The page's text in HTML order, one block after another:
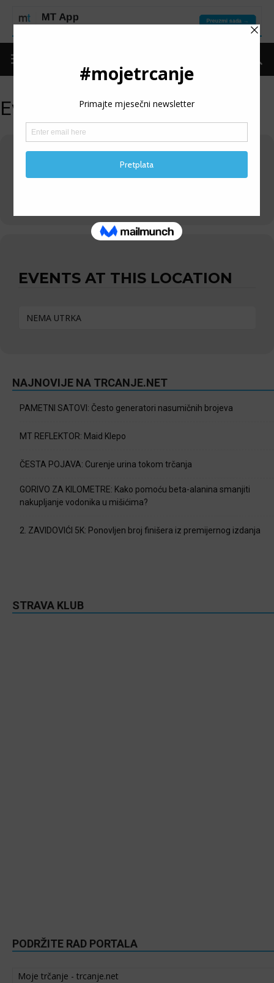
Events at this location
VELIKA ALEJA
EVENTS AT THIS LOCATION
NEMA UTRKA
NAJNOVIJE NA TRCANJE.NET
PAMETNI SATOVI: Često generatori nasumičnih brojeva
MT REFLEKTOR: Maid Klepo
ČESTA POJAVA: Curenje urina tokom trčanja
GORIVO ZA KILOMETRE: Kako pomoću beta-alanina smanjiti
nakupljanje vodonika u mišićima?
2. ZAVIDOVIĆI 5K: Ponovljen broj finišera iz premijernog izdanja
STRAVA KLUB
PODRŽITE RAD PORTALA
Moje trčanje - trcanje.net